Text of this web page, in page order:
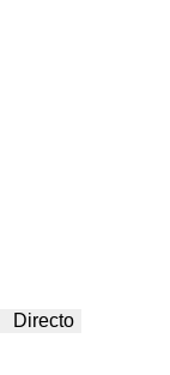
Directo